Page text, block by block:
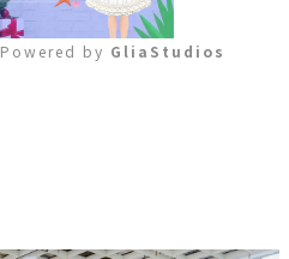
Powered by GliaStudios